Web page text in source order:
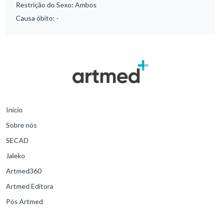
Restrição do Sexo: Ambos
Causa óbito: -
Início
Sobre nós
SECAD
Jaleko
Artmed360
Artmed Editora
Pós Artmed